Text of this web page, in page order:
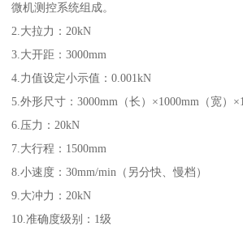
微机测控系统组成。
2.大拉力：20kN
3.大开距：3000mm
4.力值设定小示值：0.001kN
5.外形尺寸：3000mm（长）×1000mm（宽）
6.压力：20kN
7.大行程：1500mm
8.小速度：30mm/min（另分快、慢档）
9.大冲力：20kN
10.准确度级别：1级